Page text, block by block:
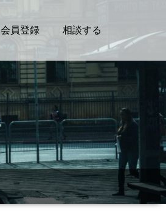
会員登録 相談する